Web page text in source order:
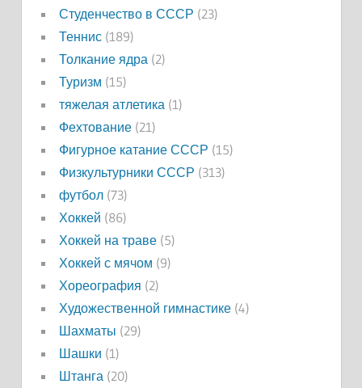
Студенчество в СССР (23)
Теннис(189)
Толкание ядра (2)
Туризм (15)
тяжелая атлетика (1)
Фехтование(21)
Фигурное катание СССР (15)
Физкультурники СССР (313)
футбол(73)
Хоккей (86)
Хоккей на траве(5)
Хоккей с мячом (9)
Хореография (2)
Художественной гимнастике(4)
Шахматы (29)
Шашки (1)
Штанга (20)